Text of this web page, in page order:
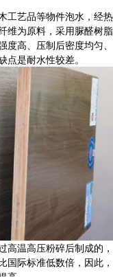
艺品等物件泡水，经热
维为原料，采用脲醛树脂
高、压制后密度均匀、
是耐水性较差。
温高压粉碎后制成的，
国际标准低数倍，因此，